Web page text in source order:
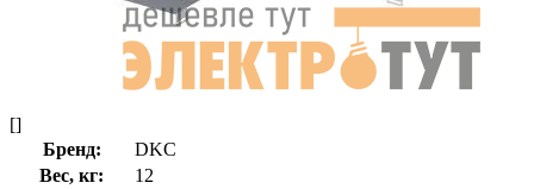
[]
Бренд:
DKC
Вес, кг:
12